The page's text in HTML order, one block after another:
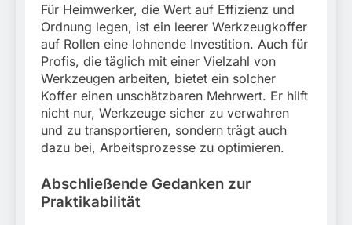
Für Heimwerker, die Wert auf Effizienz und
Ordnung legen, ist ein leerer Werkzeugkoffer
auf Rollen eine lohnende Investition. Auch für
Profis, die täglich mit einer Vielzahl von
Werkzeugen arbeiten, bietet ein solcher
Koffer einen unschätzbaren Mehrwert. Er hilft
nicht nur, Werkzeuge sicher zu verwahren
und zu transportieren, sondern trägt auch
dazu bei, Arbeitsprozesse zu optimieren.
Abschließende Gedanken zur
Praktikabilität